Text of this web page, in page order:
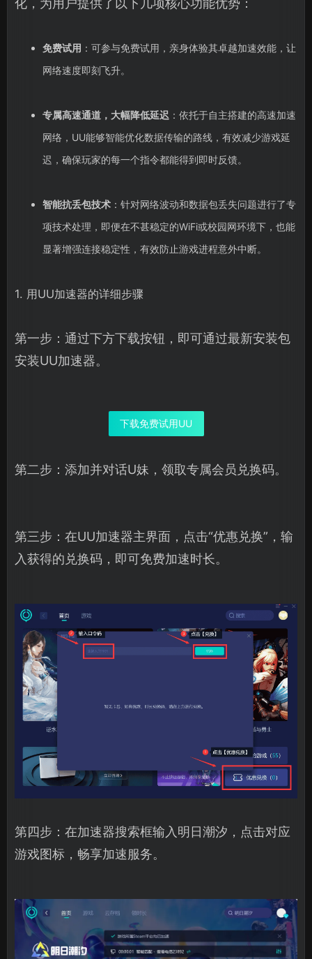
化，为用户提供了以下几项核心功能优势：
免费试用 ：可参与免费试用，亲身体验其卓越加速效能，让
网络速度即刻飞升。
专属高速通道，大幅降低延迟 ：依托于自主搭建的高速加速
网络，UU能够智能优化数据传输的路线，有效减少游戏延
迟，确保玩家的每一个指令都能得到即时反馈。
智能抗丢包技术：针对网络波动和数据包丢失问题进行了专
项技术处理，即便在不甚稳定的WiFi或校园网环境下，也能
显著增强连接稳定性，有效防止游戏进程意外中断。
1. 用UU加速器的详细步骤
第一步：通过下方下载按钮，即可通过最新安装包
安装UU加速器。
下载免费试用UU
第二步：添加并对话U妹，领取专属会员兑换码。
第三步：在UU加速器主界面，点击“优惠兑换”，输
入获得的兑换码，即可免费加速时长。
第四步：在加速器搜索框输入明日潮汐，点击对应
游戏图标，畅享加速服务。